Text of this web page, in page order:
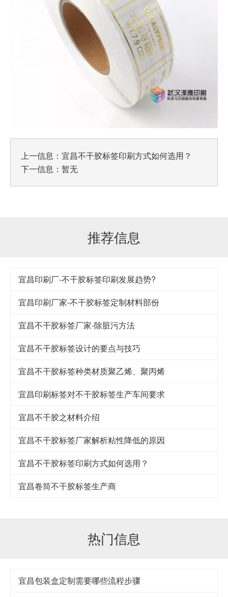
上一信息： 宜昌不干胶标签印刷方式如何选用？
下一信息：暂无
推荐信息
宜昌印刷厂-不干胶标签印刷发展趋势?
宜昌印刷厂家-不干胶标签定制材料部份
宜昌不干胶标签厂家-除脏污方法
宜昌不干胶标签设计的要点与技巧
宜昌​不干胶标签种类材质聚乙烯、聚丙烯
宜昌印刷标签对不干胶标签生产车间要求
宜昌不干胶之材料介绍
宜昌不干胶标签厂家解析粘性降低的原因
宜昌不干胶标签印刷方式如何选用？
宜昌卷筒不干胶标签生产商
热门信息
宜昌包装盒定制需要哪些流程步骤